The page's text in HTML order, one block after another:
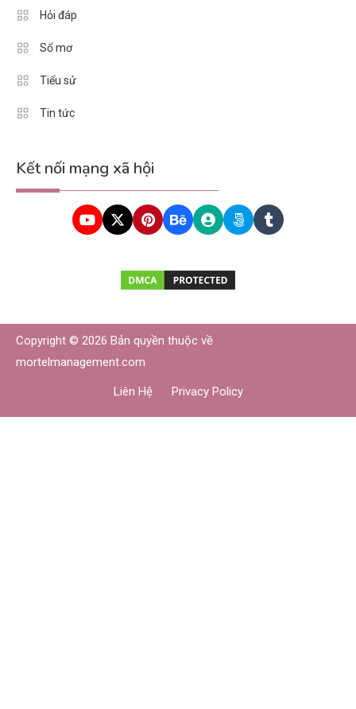
Hỏi đáp
Sổ mơ
Tiểu sử
Tin tức
Kết nối mạng xã hội
Copyright © 2026 Bản quyền thuộc về
mortelmanagement.com
Liên Hệ Privacy Policy